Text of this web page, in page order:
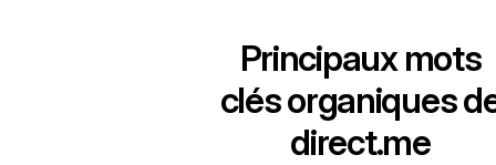
Principaux mots
clés organiques
direct.me